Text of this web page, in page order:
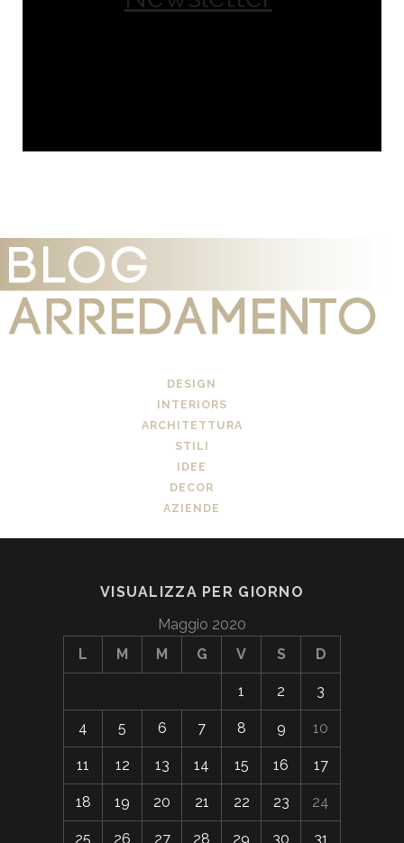
DESIGN
INTERIORS
ARCHITETTURA
STILI
IDEE
DECOR
AZIENDE
VISUALIZZA PER GIORNO
Maggio 2020
L
M M G V S D
1 2 3
4 5 6 7 8 9 10
11 12 13 14 15 16 17
18 19 20 21 22 23 24
25 26 27 28 29 30 31